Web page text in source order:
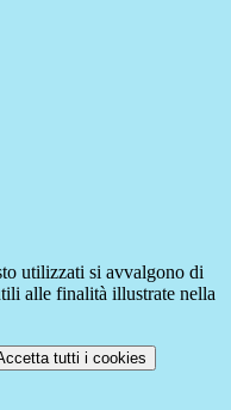
utilizzati si avvalgono di
alle finalità illustrate nella
tutti i cookies